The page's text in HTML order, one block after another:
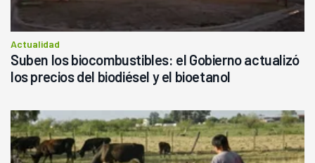
Actualidad
Suben los biocombustibles: el Gobierno actualizó
los precios del biodiésel y el bioetanol